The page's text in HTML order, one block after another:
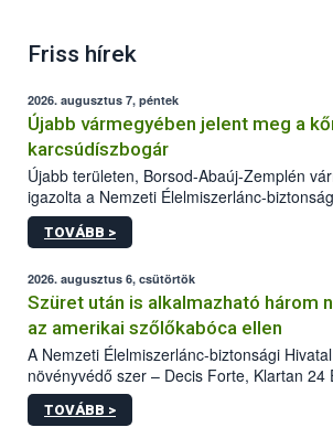
Friss hírek
2026. augusztus 7, péntek
Újabb vármegyében jelent meg a
karcsúdíszbogár
Újabb területen, Borsod-Abaúj-Zemplén
igazolta a Nemzeti Élelmiszerlánc-
kőrisrontó karcsúdíszbogár (Agrilus
kártevőt nem csak színcsapdában találták
az intenzív felderítést, emellett az
hatósággal is összehangolják a terjedés
TOVÁBB >
2026. augusztus 6, csütörtök
Szüret után is alkalmazható három
az amerikai szőlőkabóca ellen
A Nemzeti Élelmiszerlánc-biztonsági
növényvédő szer – Decis Forte, Klartan 24
engedélyokiratát módosította, így azok a
egészen a vesszőérettség (BBCH 91)
TOVÁBB >